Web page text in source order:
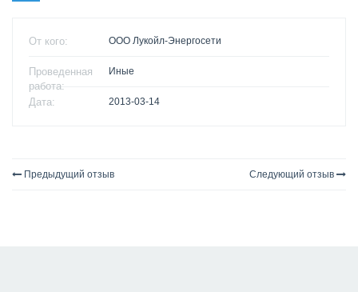
От кого: ООО Лукойл-Энергосети
Проведенная
работа:
Иные
Дата: 2013-03-14
Предыдущий отзыв Следующий отзыв